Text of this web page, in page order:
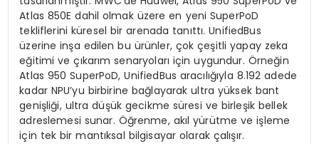
Atlas 850E dahil olmak üzere en yeni SuperPoD
tekliflerini küresel bir arenada tanıttı. UnifiedBus
üzerine inşa edilen bu ürünler, çok çeşitli yapay zeka
eğitimi ve çıkarım senaryoları için uygundur. Örneğin
Atlas 950 SuperPoD, UnifiedBus aracılığıyla 8.192 adede
kadar NPU’yu birbirine bağlayarak ultra yüksek bant
genişliği, ultra düşük gecikme süresi ve birleşik bellek
adreslemesi sunar. Öğrenme, akıl yürütme ve işleme
için tek bir mantıksal bilgisayar olarak çalışır.